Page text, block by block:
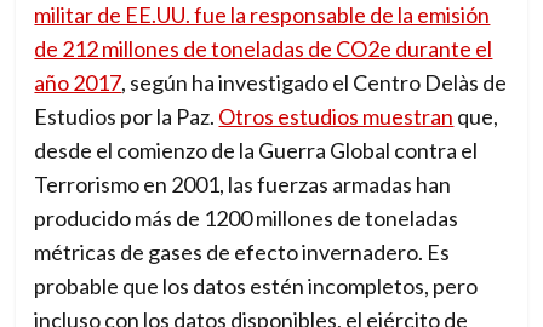
militar de EE.UU. fue la responsable de la emisión
de 212 millones de toneladas de CO2e durante el
año 2017, según ha investigado el Centro Delàs de
Estudios por la Paz. Otros estudios muestran que,
desde el comienzo de la Guerra Global contra el
Terrorismo en 2001, las fuerzas armadas han
producido más de 1200 millones de toneladas
métricas de gases de efecto invernadero. Es
probable que los datos estén incompletos, pero
incluso con los datos disponibles, el ejército de